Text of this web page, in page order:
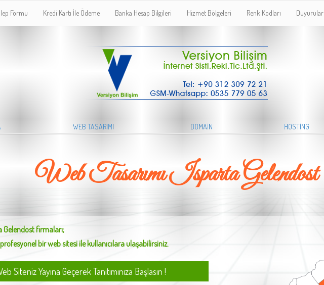
Formu Kredi Kartı İle Ödeme Banka Hesap Bilgileri Hizmet Bölgeleri Renk Kodları Duyurular
WEB TASARIMI DOMAİN HOSTİNG
Web Tasarımı Isparta Gelendost
Gelendostfirmaları;
bir web sitesi ile kullanıcılara ulaşabilirsiniz.
Siteniz Yayına Geçerek Tanıtımınıza Başlasın !